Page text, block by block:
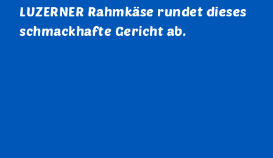
LUZERNER Rahmkäse rundet dieses
schmackhafte Gericht ab.